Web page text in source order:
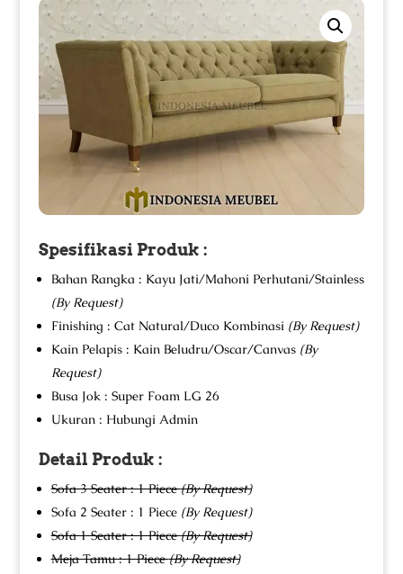
Spesifikasi Produk :
Bahan Rangka : Kayu Jati/Mahoni Perhutani/Stainless
(By Request)
Finishing : Cat Natural/Duco Kombinasi (By Request)
Kain Pelapis : Kain Beludru/Oscar/Canvas (By
Request)
Busa Jok : Super Foam LG 26
Ukuran : Hubungi Admin
Detail Produk :
Sofa 3 Seater : 1 Piece(By Request)
Sofa 2 Seater : 1 Piece (By Request)
Sofa 1 Seater : 1 Piece(By Request)
Meja Tamu : 1 Piece(By Request)